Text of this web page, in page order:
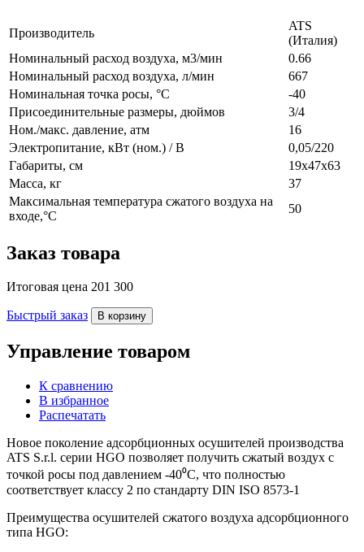
Производитель
ATS
(Италия)
Номинальный расход воздуха, м3/мин
0.66
Номинальный расход воздуха, л/мин
667
Номинальная точка росы, °C
-40
Присоединительные размеры, дюймов
3/4
Ном./макс. давление, атм
16
Электропитание, кВт (ном.) / В
0,05/220
Габариты, см
19x47x63
Масса, кг
37
Максимальная температура сжатого воздуха на
входе,°C
50
Заказ товара
Итоговая цена 201 300
Быстрый заказ В корзину
Управление товаром
К сравнению
В избранное
Распечатать
Новое поколение адсорбционных осушителей производства
ATS S.r.l. серии HGO позволяет получить сжатый воздух с
точкой росы под давлением -40⁰С, что полностью
соответствует классу 2 по стандарту DIN ISO 8573-1
Преимущества осушителей сжатого воздуха адсорбционного
типа HGO: